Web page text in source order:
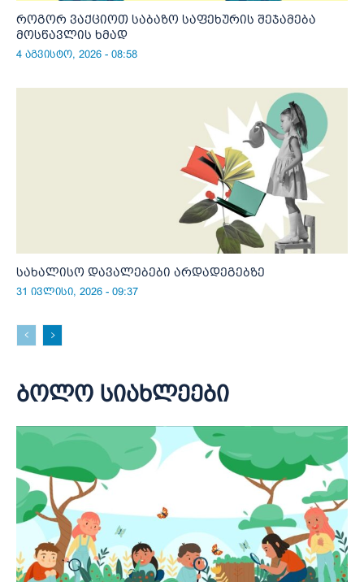
როგორ ვაქციოთ საბაზო საფეხურის შეჯამება
მოსწავლის ხმად
4 აგვისტო, 2026 - 08:58
სახალისო დავალებები არდადეგებზე
31 ივლისი, 2026 - 09:37
ბოლო სიახლეები